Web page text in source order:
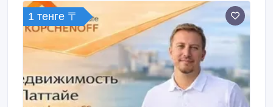
на тупиковой улице, в окружении зелёной зоны.
1 тенге 〒